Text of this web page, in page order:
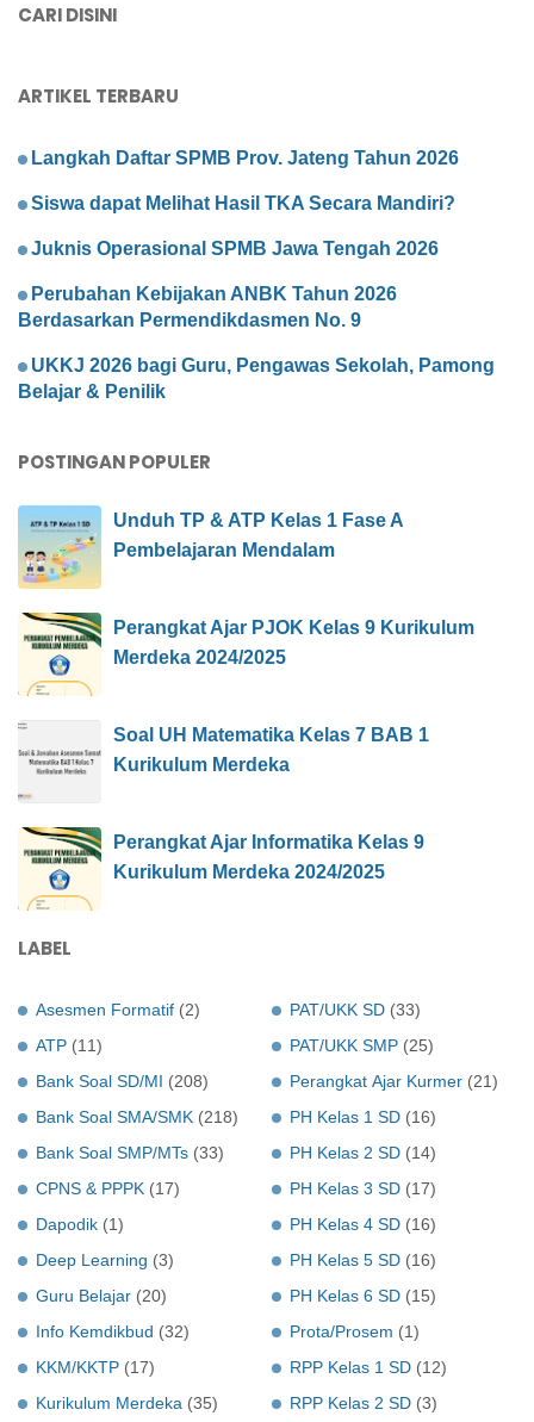
CARI DISINI
ARTIKEL TERBARU
Langkah Daftar SPMB Prov. Jateng Tahun 2026
Siswa dapat Melihat Hasil TKA Secara Mandiri?
Juknis Operasional SPMB Jawa Tengah 2026
Perubahan Kebijakan ANBK Tahun 2026
Berdasarkan Permendikdasmen No. 9
UKKJ 2026 bagi Guru, Pengawas Sekolah, Pamong
Belajar & Penilik
POSTINGAN POPULER
Unduh TP & ATP Kelas 1 Fase A
Pembelajaran Mendalam
Perangkat Ajar PJOK Kelas 9 Kurikulum
Merdeka 2024/2025
Soal UH Matematika Kelas 7 BAB 1
Kurikulum Merdeka
Perangkat Ajar Informatika Kelas 9
Kurikulum Merdeka 2024/2025
LABEL
Asesmen Formatif (2)
ATP (11)
Bank Soal SD/MI (208)
Bank Soal SMA/SMK (218)
Bank Soal SMP/MTs (33)
CPNS & PPPK (17)
Dapodik (1)
Deep Learning (3)
Guru Belajar (20)
Info Kemdikbud (32)
KKM/KKTP (17)
Kurikulum Merdeka (35)
PAT/UKK SD (33)
PAT/UKK SMP (25)
Perangkat Ajar Kurmer (21)
PH Kelas 1 SD (16)
PH Kelas 2 SD (14)
PH Kelas 3 SD (17)
PH Kelas 4 SD (16)
PH Kelas 5 SD (16)
PH Kelas 6 SD (15)
Prota/Prosem (1)
RPP Kelas 1 SD (12)
RPP Kelas 2 SD (3)